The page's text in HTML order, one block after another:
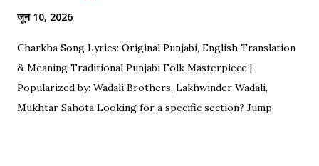
जून 10, 2026
Charkha Song Lyrics: Original Punjabi, English Translation
& Meaning Traditional Punjabi Folk Masterpiece |
Popularized by: Wadali Brothers, Lakhwinder Wadali,
Mukhtar Sahota Looking for a specific section? Jump